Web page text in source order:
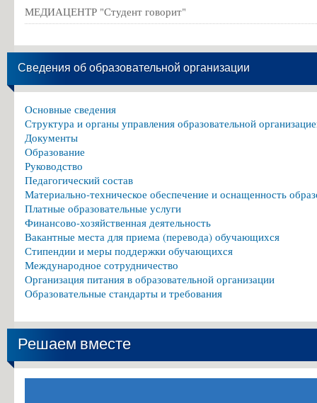
МЕДИАЦЕНТР "Студент говорит"
Сведения об образовательной организации
Основные сведения
Структура и органы управления образовательной
Документы
Образование
Руководство
Педагогический состав
Материально-техническое обеспечение и оснащенность
Платные образовательные услуги
Финансово-хозяйственная деятельность
Вакантные места для приема (перевода) обучающихся
Стипендии и меры поддержки обучающихся
Международное сотрудничество
Организация питания в образовательной организации
Образовательные стандарты и требования
Решаем вместе